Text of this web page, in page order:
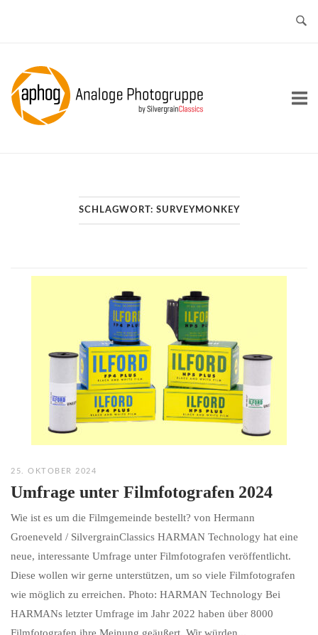
Home
SCHLAGWORT: SURVEYMONKEY
25. OKTOBER 2024
Umfrage unter Filmfotografen 2024
Wie ist es um die Filmgemeinde bestellt? von Hermann
Groeneveld / SilvergrainClassics HARMAN Technology hat eine
neue, interessante Umfrage unter Filmfotografen veröffentlicht.
Diese wollen wir gerne unterstützen, um so viele Filmfotografen
wie möglich zu erreichen. Photo: HARMAN Technology Bei
HARMANs letzter Umfrage im Jahr 2022 haben über 8000